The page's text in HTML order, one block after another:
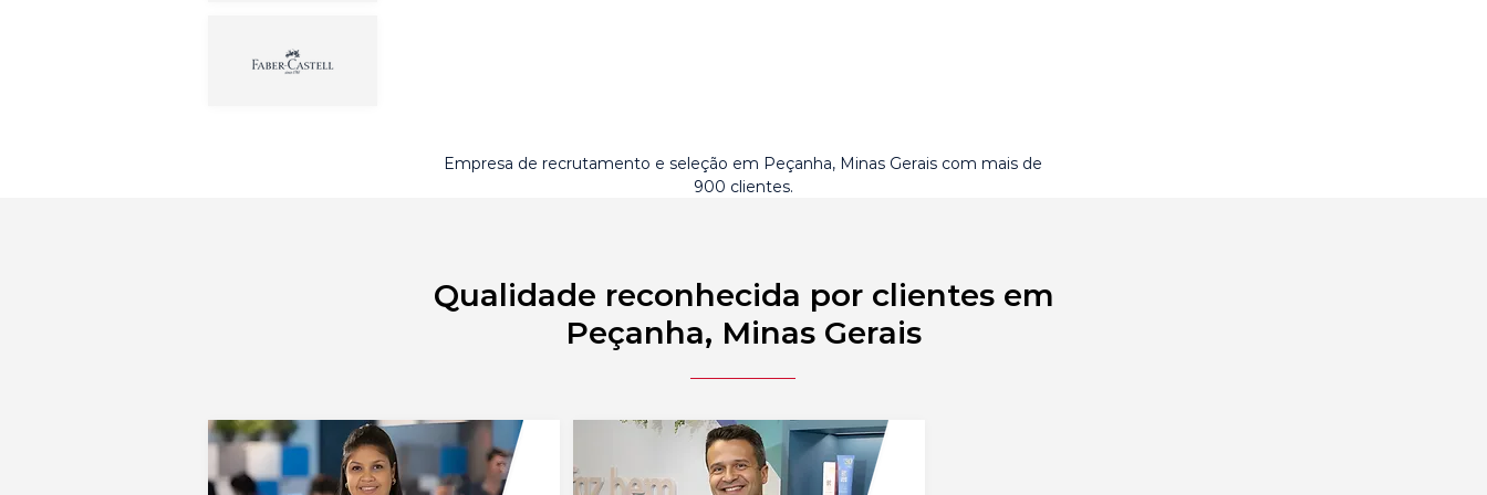
Empresa de recrutamento e seleção em Peçanha, Minas Gerais com mais de
900 clientes.
Qualidade reconhecida por clientes em
Peçanha, Minas Gerais